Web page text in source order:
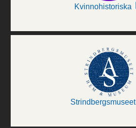
Kvinnohistoriska
Strindbergsmuseet